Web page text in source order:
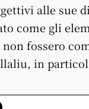
alle
come gli
fossero
in